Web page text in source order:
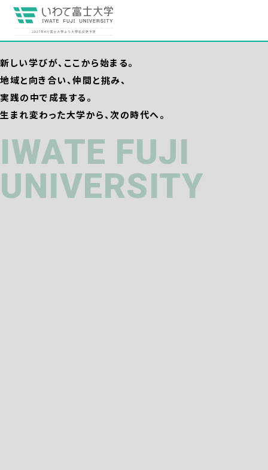
新しい学びが、ここから始まる。
地域と向き合い、仲間と挑み、
実践の中で成長する。
生まれ変わった大学から、次の時代へ。
IWATE FUJI
UNIVERSITY